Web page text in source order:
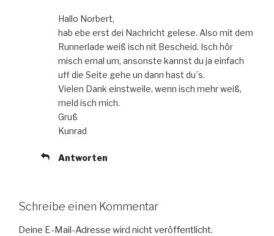
Hallo Norbert,
hab ebe erst dei Nachricht gelese. Also mit dem
Runnerlade weiß isch nit Bescheid. Isch hör
misch emal um, ansonste kannst du ja einfach
uff die Seite gehe un dann hast du´s.
Vielen Dank einstweile, wenn isch mehr weiß,
meld isch mich.
Gruß
Kunrad
Antworten
Schreibe einen Kommentar
Deine E-Mail-Adresse wird nicht veröffentlicht.